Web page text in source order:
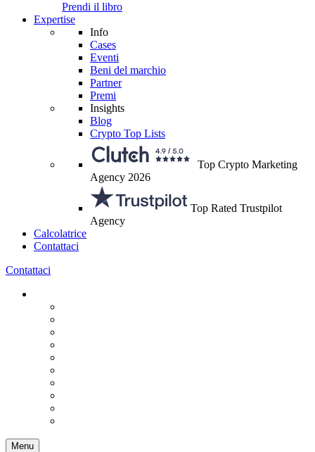
Prendi il libro
Expertise
Info
Cases
Eventi
Beni del marchio
Partner
Premi
Insights
Blog
Crypto Top Lists
Top Crypto Marketing
Agency 2026
Top Rated Trustpilot
Agency
Calcolatrice
Contattaci
Contattaci
Menu